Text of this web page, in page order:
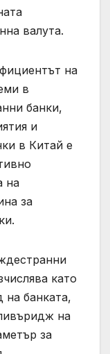
валута.
на
в
банки,
и
в Китай е
на
за
като
на банката,
на
за